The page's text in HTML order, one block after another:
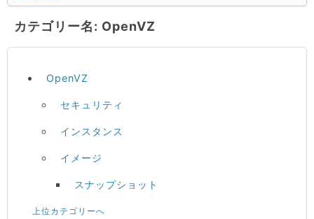
カテゴリー名: OpenVZ
OpenVZ
セキュリティ
インスタンス
イメージ
スナップショット
上位カテゴリーへ